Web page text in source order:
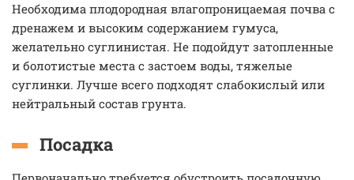
Необходима плодородная влагопроницаемая почва с
дренажем и высоким содержанием гумуса,
желательно суглинистая. Не подойдут затопленные
и болотистые места с застоем воды, тяжелые
суглинки. Лучше всего подходят слабокислый или
нейтральный состав грунта.
Посадка